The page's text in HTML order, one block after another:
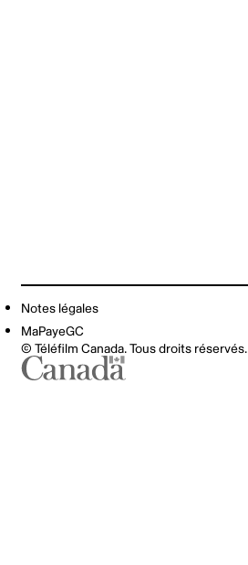
Notes légales
MaPayeGC
© Téléfilm Canada. Tous droits réservés.